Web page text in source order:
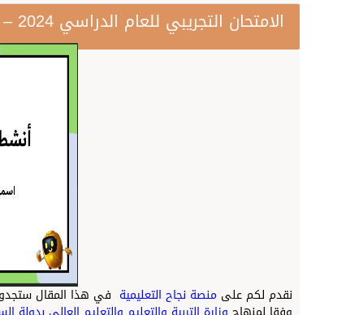
الامتحان التجريبي للعام الدراسي 2024 – 2025
نقدم لكم علىمنصة نجاح التعليمية في هذا المقال ستجدونملزمة